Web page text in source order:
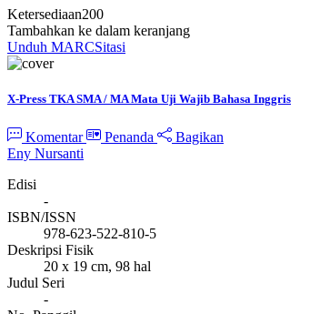
Ketersediaan200
Tambahkan ke dalam keranjang
Unduh MARCSitasi
X-Press TKA SMA / MA Mata Uji Wajib Bahasa Inggris
Komentar Penanda
Bagikan
Eny Nursanti
Edisi
-
ISBN/ISSN
978-623-522-810-5
Deskripsi Fisik
20 x 19 cm, 98 hal
Judul Seri
-